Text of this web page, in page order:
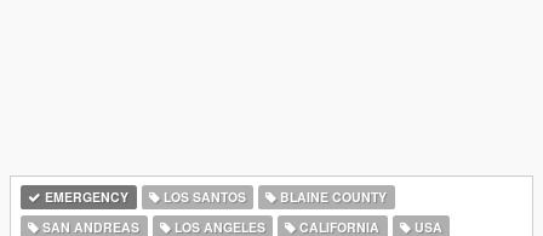
EMERGENCY LOS SANTOS
BLAINE COUNTY
SAN ANDREAS
LOS ANGELES CALIFORNIA
USA